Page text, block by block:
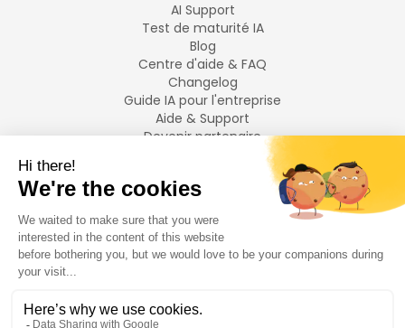
AI Support
Test de maturité IA
Blog
Centre d'aide & FAQ
Changelog
Guide IA pour l'entreprise
Aide & Support
Devenir partenaire
LANGUES
Français
English